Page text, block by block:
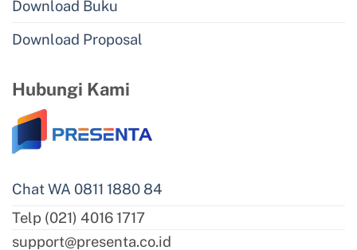
Download Buku
Download Proposal
Hubungi Kami
Chat WA 0811 1880 84
Telp (021) 4016 1717
support@presenta.co.id